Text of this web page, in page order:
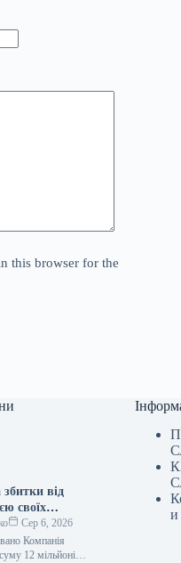
this browser for the
від
своїх
Сер 6, 2026
Компанія
12 мільйонів
и